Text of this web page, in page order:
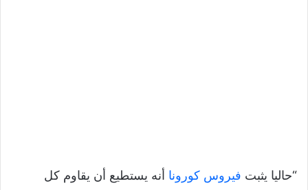
“حاليا يثبت فيروس كورونا أنه يستطيع أن يقاوم كل